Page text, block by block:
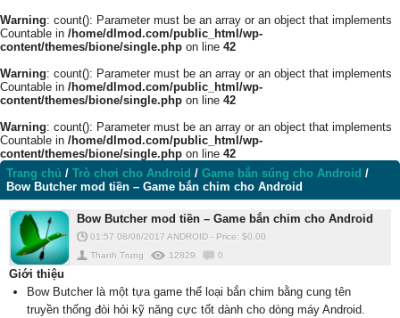
Warning: count(): Parameter must be an array or an object that implements
Countable in /home/dlmod.com/public_html/wp-
content/themes/bione/single.php on line 42
Warning: count(): Parameter must be an array or an object that implements
Countable in /home/dlmod.com/public_html/wp-
content/themes/bione/single.php on line 42
Warning: count(): Parameter must be an array or an object that implements
Countable in /home/dlmod.com/public_html/wp-
content/themes/bione/single.php on line 42
Trang chủ / Trò chơi cho Android / Game bắn súng cho Android /
Bow Butcher mod tiền – Game bắn chim cho Android
Bow Butcher mod tiền – Game bắn chim cho Android
01:57 08/06/2017 ANDROID - Price: $0.00
Thanh Trung
12829 0
Giới thiệu
Bow Butcher là một tựa game thể loại bắn chim bằng cung tên
truyền thống đòi hỏi kỹ năng cực tốt dành cho dòng máy Android.